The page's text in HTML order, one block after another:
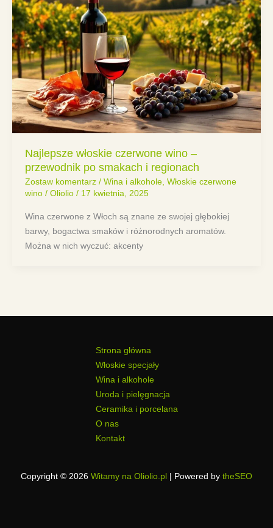
Najlepsze włoskie czerwone wino –
przewodnik po smakach i regionach
Zostaw komentarz / Wina i alkohole, Włoskie czerwone
wino/ Oliolio / 17 kwietnia, 2025
Wina czerwone z Włoch są znane ze swojej głębokiej
barwy, bogactwa smaków i różnorodnych aromatów.
Można w nich wyczuć: akcenty
Strona główna
Włoskie specjały
Wina i alkohole
Uroda i pielęgnacja
Ceramika i porcelana
O nas
Kontakt
Copyright © 2026 Witamy na Oliolio.pl | Powered by theSEO